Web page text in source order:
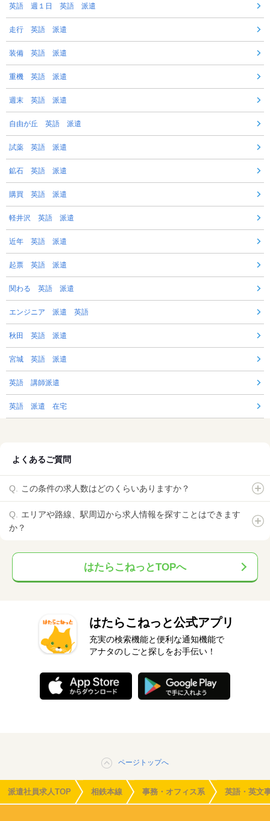
英語 週１日 英語 派遣
走行 英語 派遣
装備 英語 派遣
重機 英語 派遣
週末 英語 派遣
自由が丘 英語 派遣
試薬 英語 派遣
鉱石 英語 派遣
購買 英語 派遣
軽井沢 英語 派遣
近年 英語 派遣
起票 英語 派遣
関わる 英語 派遣
エンジニア 派遣 英語
秋田 英語 派遣
宮城 英語 派遣
英語 講師派遣
英語 派遣 在宅
よくあるご質問
この条件の求人数はどのくらいありますか？
エリアや路線、駅周辺から求人情報を探すことはできます
か？
はたらこねっとTOPへ
はたらこねっと公式アプリ
充実の検索機能と便利な通知機能で
アナタのしごと探しをお手伝い！
ページトップへ
派遣社員求人TOP 相鉄本線 事務・オフィス系 英語・英文